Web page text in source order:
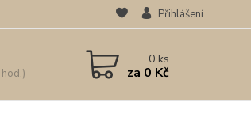
Přihlášení
0ks
za 0 Kč